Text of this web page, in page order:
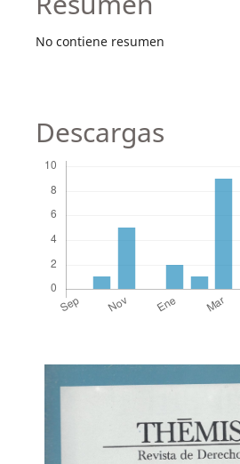
No contiene resumen
Descargas